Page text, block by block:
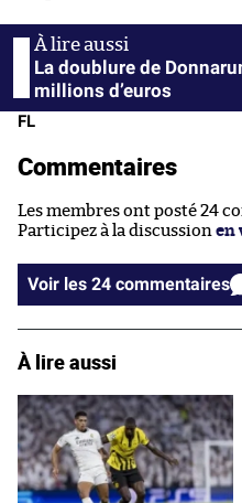
La doublure de
millions d’euros
FL
Commentaires
Les membres ont posté 24
Participez à la discussion en
Voir les 24 commentaires
À lire aussi